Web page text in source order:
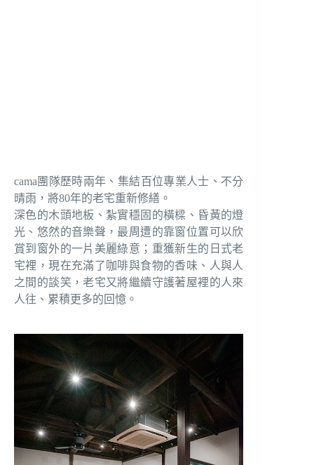
cama團隊歷時兩年、集結百位專業人士、不分
晴雨，將80年的老宅重新修繕。
深色的木頭地板、紮實穩固的橫樑、昏黃的燈
光、悠然的音樂聲，最周遭的靠窗位置可以欣
賞到窗外的一片美麗綠意；重獲新生的日式老
宅裡，現在充滿了咖啡與食物的香味、人與人
之間的談笑，老宅又將繼續守護著屋裡的人來
人往、累積更多的回憶。